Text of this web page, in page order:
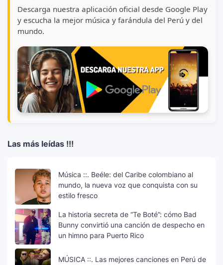
Descarga nuestra aplicación oficial desde Google Play
y escucha la mejor música y farándula del Perú y del
mundo.
Las más leídas !!!
Música ::. Beéle: del Caribe colombiano al
mundo, la nueva voz que conquista con su
estilo fresco
La historia secreta de “Te Boté”: cómo Bad
Bunny convirtió una canción de despecho en
un himno para Puerto Rico
MÚSICA ::. Las mejores canciones en Perú de